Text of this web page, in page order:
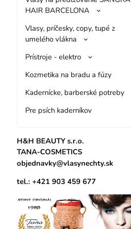
HAIR BARCELONA
Vlasy, príčesky, copy, tupé z
umelého vlákna
Prístroje - elektro
Kozmetika na bradu a fúzy
Kadernícke, barberské potreby
Pre psích kaderníkov
H&H BEAUTY s.r.o.
TANA-COSMETICS
objednavky@vlasynechty.sk
tel.: +421 903 459 677